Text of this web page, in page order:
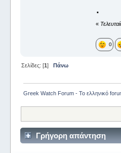
.
«
0
Σελίδες: [1] Πάνω
Greek Watch Forum - Το ελληνικό
Γρήγορη απάντηση